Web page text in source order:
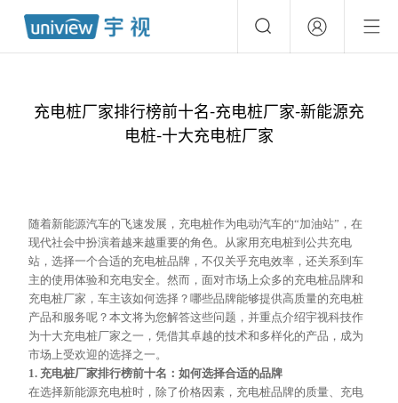
充电桩厂家排行榜前十名-充电桩厂家-新能源充
电桩-十大充电桩厂家
随着新能源汽车的飞速发展，充电桩作为电动汽车的“加油站”，在
现代社会中扮演着越来越重要的角色。从家用充电桩到公共充电
站，选择一个合适的充电桩品牌，不仅关乎充电效率，还关系到车
主的使用体验和充电安全。然而，面对市场上众多的充电桩品牌和
充电桩厂家，车主该如何选择？哪些品牌能够提供高质量的充电桩
产品和服务呢？本文将为您解答这些问题，并重点介绍宇视科技作
为十大充电桩厂家之一，凭借其卓越的技术和多样化的产品，成为
市场上受欢迎的选择之一。
1. 充电桩厂家排行榜前十名：如何选择合适的品牌
在选择新能源充电桩时，除了价格因素，充电桩品牌的质量、充电